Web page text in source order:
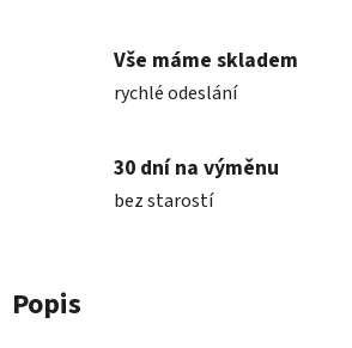
Vše máme skladem
rychlé odeslání
30 dní na výměnu
bez starostí
Popis